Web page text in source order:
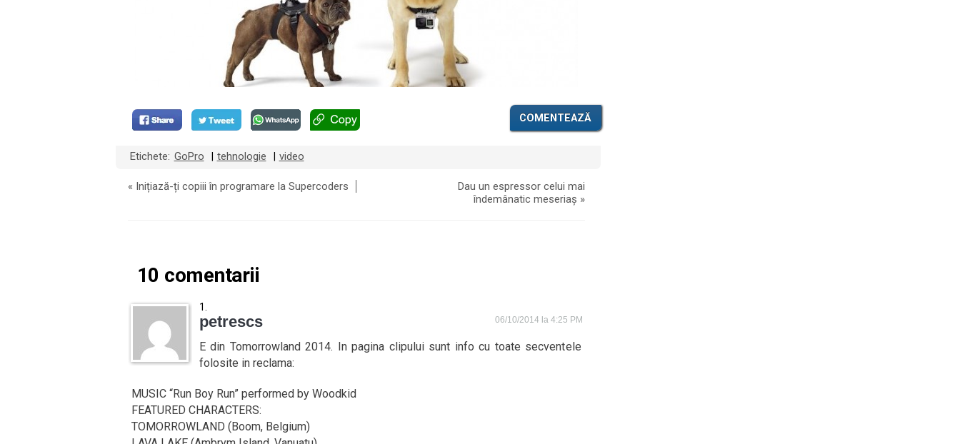
COMENTEAZĂ
Etichete: GoPro tehnologie video
« Inițiază-ți copiii în programare la Supercoders
Dau un espressor celui mai
îndemânatic meseriaș »
10 comentarii
petrescs 06/10/2014 la 4:25 PM
E din Tomorrowland 2014. In pagina clipului sunt info cu toate secventele
folosite in reclama:
MUSIC “Run Boy Run” performed by Woodkid
FEATURED CHARACTERS:
TOMORROWLAND (Boom, Belgium)